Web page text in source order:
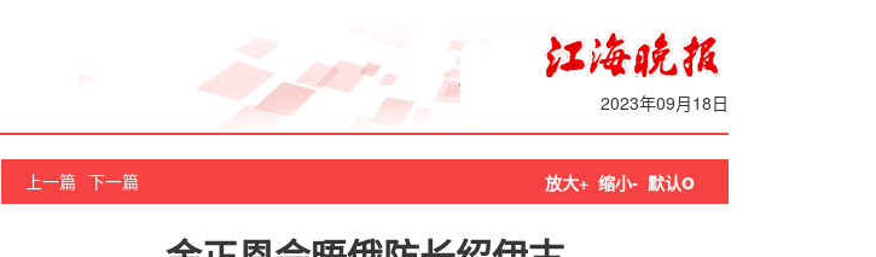
2023年09月18日
上一篇 下一篇 放大+ 缩小- 默认o